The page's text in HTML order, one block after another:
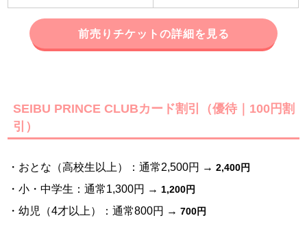
前売りチケットの詳細を見る
SEIBU PRINCE CLUBカード割引（優待｜100円割
引）
・おとな（高校生以上）：通常2,500円 →2,400円
・小・中学生：通常1,300円 → 1,200円
・幼児（4才以上）：通常800円 →700円